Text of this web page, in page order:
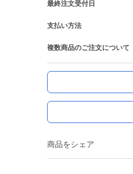
最終注文受付日
支払い方法
複数商品のご注文について
商品をシェア